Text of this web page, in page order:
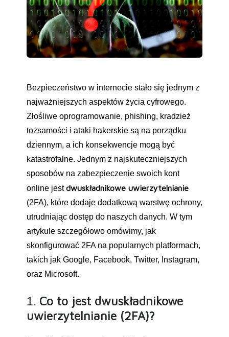
Bezpieczeństwo w internecie stało się jednym z
najważniejszych aspektów życia cyfrowego.
Złośliwe oprogramowanie, phishing, kradzież
tożsamości i ataki hakerskie są na porządku
dziennym, a ich konsekwencje mogą być
katastrofalne. Jednym z najskuteczniejszych
sposobów na zabezpieczenie swoich kont
online jestdwuskładnikowe uwierzytelnianie
(2FA), które dodaje dodatkową warstwę ochrony,
utrudniając dostęp do naszych danych. W tym
artykule szczegółowo omówimy, jak
skonfigurować 2FA na popularnych platformach,
takich jak Google, Facebook, Twitter, Instagram,
oraz Microsoft.
1. Co to jest dwuskładnikowe
uwierzytelnianie (2FA)?